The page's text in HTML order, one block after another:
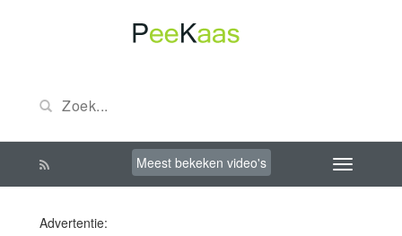
Meest bekeken video's
Advertentie: